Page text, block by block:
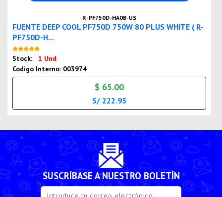
R-PF750D-HA0B-US
FUENTE DEEP COOL PF750D 750W 80 PLUS WHITE ( R-
PF750D-H...
Stock:
1 Und
Codigo Interno: 003974
$ 65.00
S/ 222.95
SUSCRÍBASE A NUESTRO BOLETÍN